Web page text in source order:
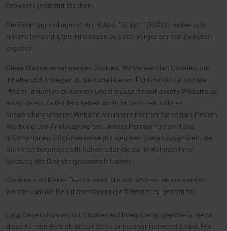
Browsers jederzeit löschen.
Die Rechtsgrundlage ist Art. 6 Abs. 1 S. 1 lit. f DSGVO, wobei sich
unsere berechtigten Interessen aus den vorgenannten Zwecken
ergeben.
Diese Webseite verwendet Cookies. Wir verwenden Cookies, um
Inhalte und Anzeigen zu personalisieren, Funktionen für soziale
Medien anbieten zu können und die Zugriffe auf unsere Website zu
analysieren. Außerdem geben wir Informationen zu Ihrer
Verwendung unserer Website an unsere Partner für soziale Medien,
Werbung und Analysen weiter. Unsere Partner führen diese
Informationen möglicherweise mit weiteren Daten zusammen, die
Sie ihnen bereitgestellt haben oder die sie im Rahmen Ihrer
Nutzung der Dienste gesammelt haben.
Cookies sind kleine Textdateien, die von Webseiten verwendet
werden, um die Benutzererfahrung effizienter zu gestalten.
Laut Gesetz können wir Cookies auf Ihrem Gerät speichern, wenn
diese für den Betrieb dieser Seite unbedingt notwendig sind. Für